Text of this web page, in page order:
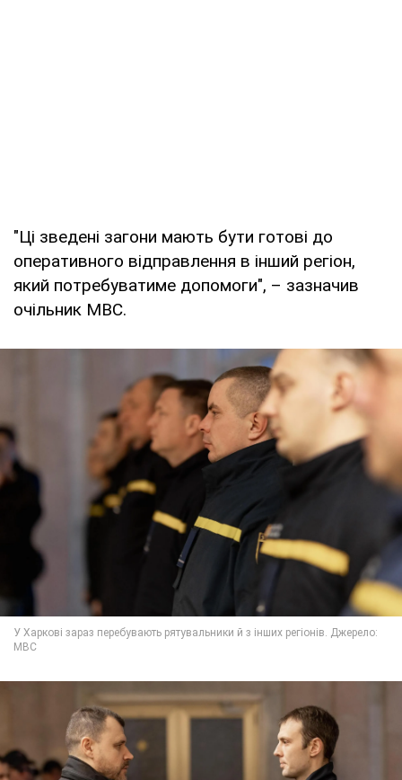
"Ці зведені загони мають бути готові до
оперативного відправлення в інший регіон,
який потребуватиме допомоги", – зазначив
очільник МВС.